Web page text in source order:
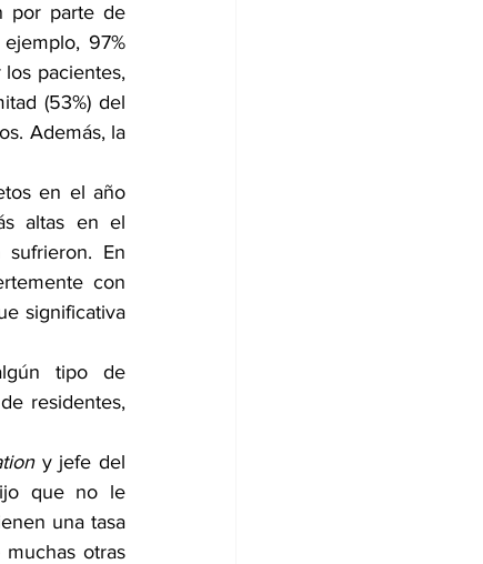
por parte de
97%
los pacientes,
(53%) del
Además, la
en el año
altas en el
En
con
significativa
tipo de
residentes,
y jefe del
que no le
una tasa
otras